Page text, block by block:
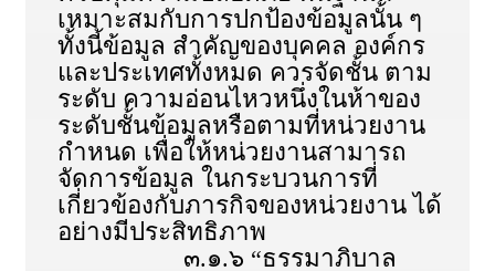
เหมาะสมกับการปกป้องข้อมูลนั้น ๆ
ทั้งนี้ข้อมูล สำคัญของบุคคล องค์กร
และประเทศทั้งหมด ควรจัดชั้น ตาม
ระดับ ความอ่อนไหวหนึ่งในห้าของ
ระดับชั้นข้อมูลหรือตามที่หน่วยงาน
กำหนด เพื่อให้หน่วยงานสามารถ
จัดการข้อมูล ในกระบวนการที่
เกี่ยวข้องกับภารกิจของหน่วยงาน ได้
อย่างมีประสิทธิภาพ
๓.๑.๖ “ธรรมาภิบาล